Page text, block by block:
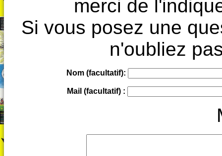
merci de
Si vous posez une
n'oubliez
Nom (facultatif):
Mail (facultatif) :